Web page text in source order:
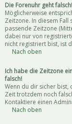
Die Forenuhr geht falsch!
Möglicherweise
Zeitzone. In diesem Fall
passende Zeitzone
dabei nur von
nicht registriert bist, ist
Nach oben
Ich habe die Zeitzone
falsch!
Wenn du dir sicher bist,
Zeit trotzdem noch
Kontaktiere einen
Nach oben